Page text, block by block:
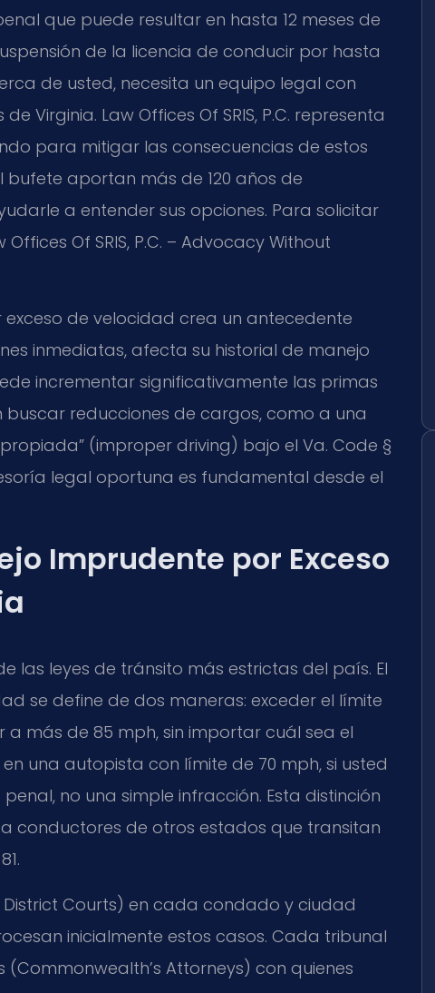
que puede resultar en hasta 12 meses de
de la licencia de conducir por hasta
de usted, necesita un equipo legal con
Virginia. Law Offices Of SRIS, P.C. representa
para mitigar las consecuencias de estos
bufete aportan más de 120 años de
a entender sus opciones. Para solicitar
Of SRIS, P.C. – Advocacy Without
de velocidad crea un antecedente
inmediatas, afecta su historial de manejo
incrementar significativamente las primas
reducciones de cargos, como a una
(improper driving) bajo el Va. Code §
legal oportuna es fundamental desde el
Imprudente por Exceso
las leyes de tránsito más estrictas del país. El
se define de dos maneras: exceder el límite
más de 85 mph, sin importar cuál sea el
una autopista con límite de 70 mph, si usted
no una simple infracción. Esta distinción
conductores de otros estados que transitan
Courts) en cada condado y ciudad
inicialmente estos casos. Cada tribunal
Attorneys) con quienes